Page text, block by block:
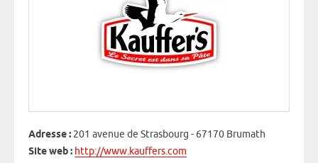
Adresse : 201 avenue de Strasbourg - 67170 Brumath
Site web : http://www.kauffers.com